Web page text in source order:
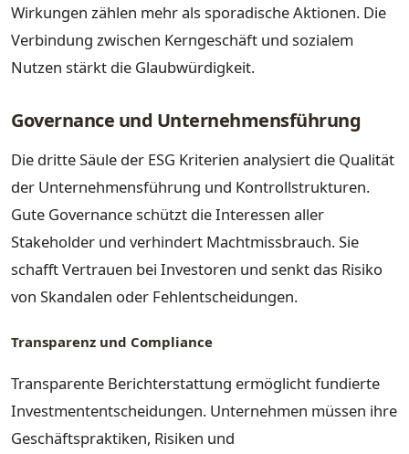
Wirkungen zählen mehr als sporadische Aktionen. Die
Verbindung zwischen Kerngeschäft und sozialem
Nutzen stärkt die Glaubwürdigkeit.
Governance und Unternehmensführung
Die dritte Säule der ESG Kriterien analysiert die Qualität
der Unternehmensführung und Kontrollstrukturen.
Gute Governance schützt die Interessen aller
Stakeholder und verhindert Machtmissbrauch. Sie
schafft Vertrauen bei Investoren und senkt das Risiko
von Skandalen oder Fehlentscheidungen.
Transparenz und Compliance
Transparente Berichterstattung ermöglicht fundierte
Investmententscheidungen. Unternehmen müssen ihre
Geschäftspraktiken, Risiken und